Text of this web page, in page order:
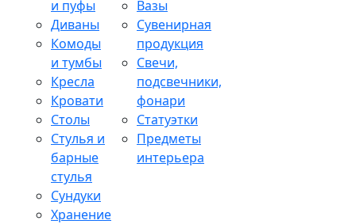
и пуфы
Диваны
Комоды
и тумбы
Кресла
Кровати
Столы
Стулья и
барные
стулья
Сундуки
Хранение
Вазы
Сувенирная
продукция
Свечи,
подсвечники,
фонари
Статуэтки
Предметы
интерьера